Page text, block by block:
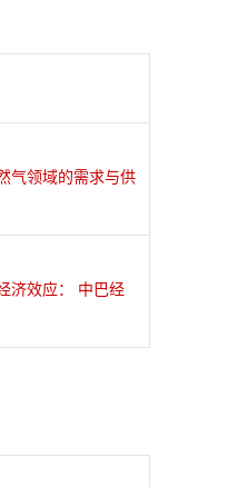
气领域的需求与供
济效应： 中巴经